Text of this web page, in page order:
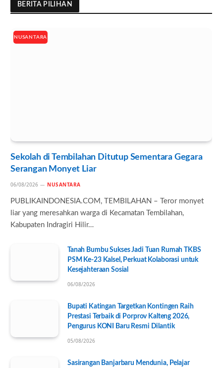
BERITA PILIHAN
NUSANTARA
Sekolah di Tembilahan Ditutup Sementara Gegara
Serangan Monyet Liar
06/08/2026 NUSANTARA
PUBLIKAINDONESIA.COM, TEMBILAHAN – Teror monyet
liar yang meresahkan warga di Kecamatan Tembilahan,
Kabupaten Indragiri Hilir…
Tanah Bumbu Sukses Jadi Tuan Rumah TKBS
PSM Ke-23 Kalsel, Perkuat Kolaborasi untuk
Kesejahteraan Sosial
06/08/2026
Bupati Katingan Targetkan Kontingen Raih
Prestasi Terbaik di Porprov Kalteng 2026,
Pengurus KONI Baru Resmi Dilantik
05/08/2026
Sasirangan Banjarbaru Mendunia, Pelajar